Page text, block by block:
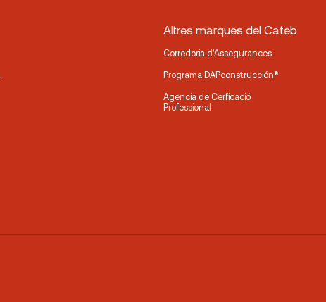
Altres marques del Cateb
Corredoria d’Assegurances
Programa DAPconstrucción®
Agencia de Cerficació
Professional